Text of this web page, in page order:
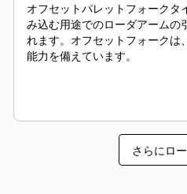
オフセットパレットフォークタ
み込む用途でのローダアームの
れます。オフセットフォークは
能力を備えています。
さらにロ